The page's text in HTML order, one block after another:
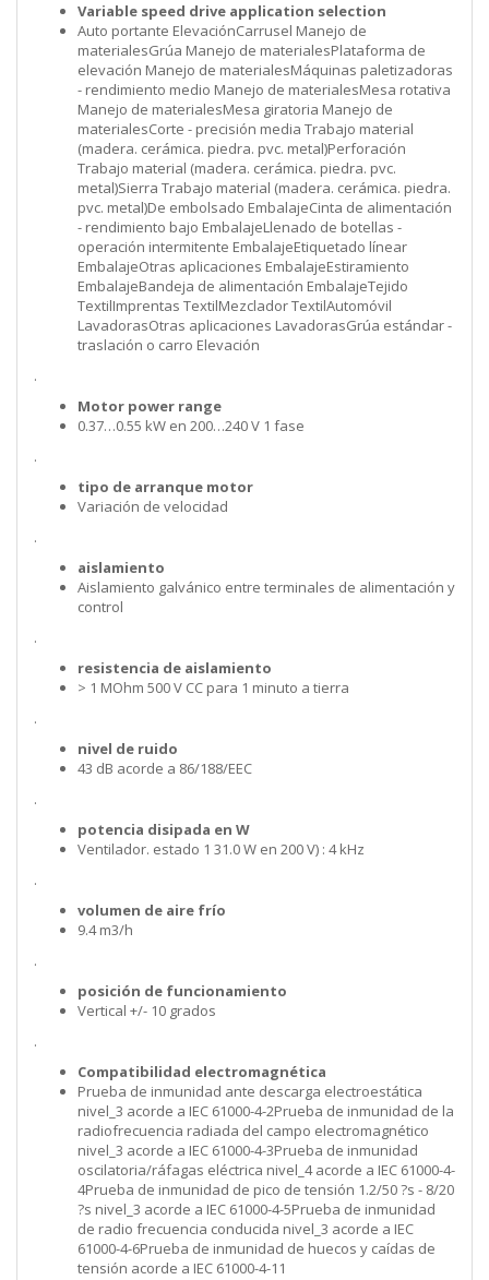
Variable speed drive application selection
Auto portante ElevaciónCarrusel Manejo de
materialesGrúa Manejo de materialesPlataforma de
elevación Manejo de materialesMáquinas paletizadoras
- rendimiento medio Manejo de materialesMesa rotativa
Manejo de materialesMesa giratoria Manejo de
materialesCorte - precisión media Trabajo material
(madera. cerámica. piedra. pvc. metal)Perforación
Trabajo material (madera. cerámica. piedra. pvc.
metal)Sierra Trabajo material (madera. cerámica. piedra.
pvc. metal)De embolsado EmbalajeCinta de alimentación
- rendimiento bajo EmbalajeLlenado de botellas -
operación intermitente EmbalajeEtiquetado línear
EmbalajeOtras aplicaciones EmbalajeEstiramiento
EmbalajeBandeja de alimentación EmbalajeTejido
TextilImprentas TextilMezclador TextilAutomóvil
LavadorasOtras aplicaciones LavadorasGrúa estándar -
traslación o carro Elevación
.
Motor power range
0.37…0.55 kW en 200…240 V 1 fase
.
tipo de arranque motor
Variación de velocidad
.
aislamiento
Aislamiento galvánico entre terminales de alimentación y
control
.
resistencia de aislamiento
> 1 MOhm 500 V CC para 1 minuto a tierra
.
nivel de ruido
43 dB acorde a 86/188/EEC
.
potencia disipada en W
Ventilador. estado 1 31.0 W en 200 V) : 4 kHz
.
volumen de aire frío
9.4 m3/h
.
posición de funcionamiento
Vertical +/- 10 grados
.
Compatibilidad electromagnética
Prueba de inmunidad ante descarga electroestática
nivel_3 acorde a IEC 61000-4-2Prueba de inmunidad de la
radiofrecuencia radiada del campo electromagnético
nivel_3 acorde a IEC 61000-4-3Prueba de inmunidad
oscilatoria/ráfagas eléctrica nivel_4 acorde a IEC 61000-4-
4Prueba de inmunidad de pico de tensión 1.2/50 ?s - 8/20
?s nivel_3 acorde a IEC 61000-4-5Prueba de inmunidad
de radio frecuencia conducida nivel_3 acorde a IEC
61000-4-6Prueba de inmunidad de huecos y caídas de
tensión acorde a IEC 61000-4-11